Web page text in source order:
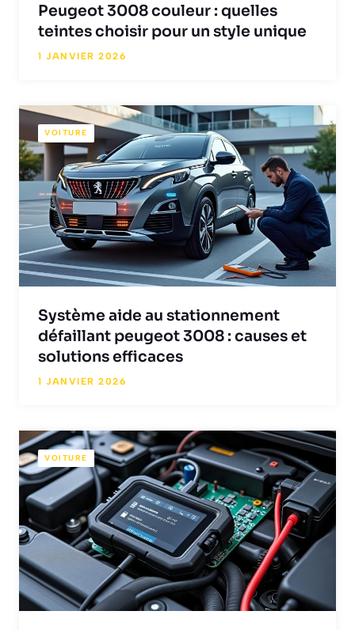
Peugeot 3008 couleur : quelles
teintes choisir pour un style unique
1 JANVIER 2026
VOITURE
Système aide au stationnement
défaillant peugeot 3008 : causes et
solutions efficaces
1 JANVIER 2026
VOITURE